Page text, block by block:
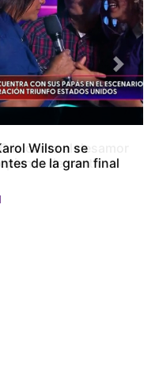
le canta al desamor
de sentir
Next